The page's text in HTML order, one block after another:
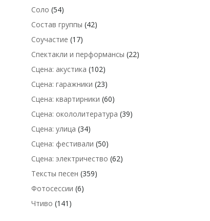
Соло (54)
Состав группы (42)
Соучастие (17)
Спектакли и перформансы (22)
Сцена: акустика (102)
Сцена: гаражники (23)
Сцена: квартирники (60)
Сцена: окололитература (39)
Сцена: улица (34)
Сцена: фестивали (50)
Сцена: электричество (62)
Тексты песен (359)
Фотосессии (6)
Чтиво (141)